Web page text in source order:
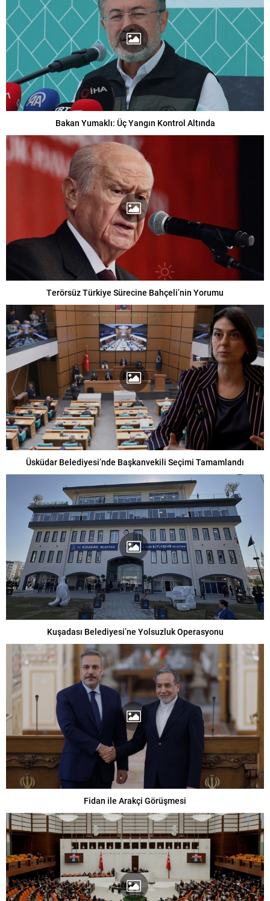
Bakan Yumaklı: Üç Yangın Kontrol Altında
Terörsüz Türkiye Sürecine Bahçeli’nin Yorumu
Üsküdar Belediyesi’nde Başkanvekili Seçimi Tamamlandı
Kuşadası Belediyesi’ne Yolsuzluk Operasyonu
Fidan ile Arakçi Görüşmesi